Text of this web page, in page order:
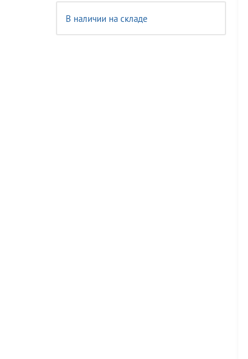
В наличии на складе